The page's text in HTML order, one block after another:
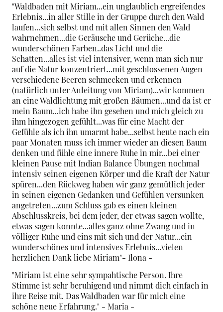
"Waldbaden mit Miriam...ein unglaublich ergreifendes
Erlebnis...in aller Stille in der Gruppe durch den Wald
laufen...sich selbst und mit allen Sinnen den Wald
wahrnehmen...die Geräusche und Gerüche...die
wunderschönen Farben..das Licht und die
Schatten...alles ist viel intensiver, wenn man sich nur
auf die Natur konzentriert...mit geschlossenen Augen
verschiedene Beeren schmecken und erkennen
(natürlich unter Anleitung von Miriam)...wir kommen
an eine Waldlichtung mit großen Bäumen...und da ist er
mein Baum...ich habe ihn gesehen und mich gleich zu
ihm hingezogen gefühlt...was für eine Macht der
Gefühle als ich ihn umarmt habe...selbst heute nach ein
paar Monaten muss ich immer wieder an diesen Baum
denken und fühle eine innere Ruhe in mir...bei einer
kleinen Pause mit Indian Balance Übungen nochmal
intensiv seinen eigenen Körper und die Kraft der Natur
spüren...den Rückweg haben wir ganz gemütlich jeder
in seinen eigenen Gedanken und Gefühlen versunken
angetreten...zum Schluss gab es einen kleinen
Abschlusskreis, bei dem jeder, der etwas sagen wollte,
etwas sagen konnte...alles ganz ohne Zwang und in
völliger Ruhe und eins mit sich und der Natur...ein
wunderschönes und intensives Erlebnis...vielen
herzlichen Dank liebe Miriam"- Ilona -
"Miriam ist eine sehr sympahtische Person. Ihre
Stimme ist sehr beruhigend und nimmt dich einfach in
ihre Reise mit. Das Waldbaden war für mich eine
schöne neue Erfahrung." - Maria -